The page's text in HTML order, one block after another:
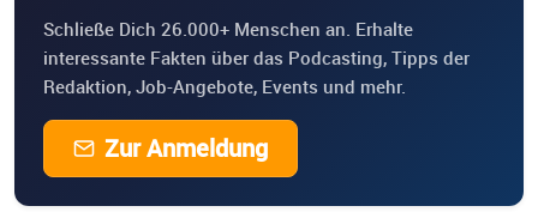
Schließe Dich 26.000+ Menschen an. Erhalte
interessante Fakten über das Podcasting, Tipps der
Redaktion, Job-Angebote, Events und mehr.
Zur Anmeldung